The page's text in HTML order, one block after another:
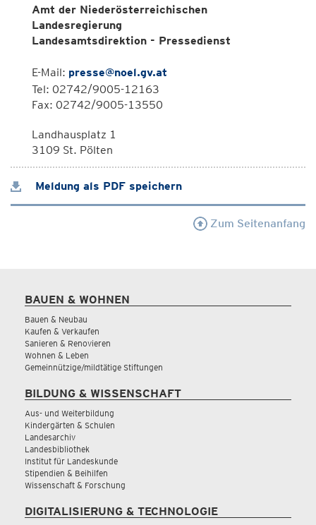
Amt der Niederösterreichischen
Landesregierung
Landesamtsdirektion - Pressedienst
E-Mail: presse@noel.gv.at
Tel: 02742/9005-12163
Fax: 02742/9005-13550
Landhausplatz 1
3109 St. Pölten
Meldung als PDF speichern
Zum Seitenanfang
BAUEN & WOHNEN
Bauen & Neubau
Kaufen & Verkaufen
Sanieren & Renovieren
Wohnen & Leben
Gemeinnützige/mildtätige Stiftungen
BILDUNG & WISSENSCHAFT
Aus- und Weiterbildung
Kindergärten & Schulen
Landesarchiv
Landesbibliothek
Institut für Landeskunde
Stipendien & Beihilfen
Wissenschaft & Forschung
DIGITALISIERUNG & TECHNOLOGIE